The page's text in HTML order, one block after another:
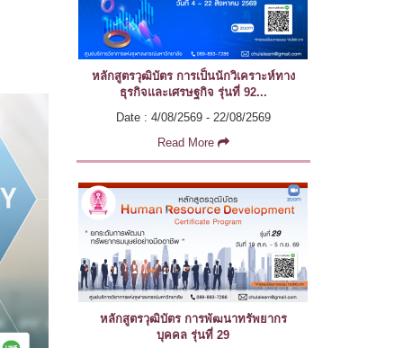
หลักสูตรวุฒิบัตร การเป็นนักวิเคราะห์ทาง
ธุรกิจและเศรษฐกิจ รุ่นที่ 92...
Date : 4/08/2569 - 22/08/2569
Read More
หลักสูตรวุฒิบัตร การพัฒนาทรัพยากร
บุคคล รุ่นที่ 29